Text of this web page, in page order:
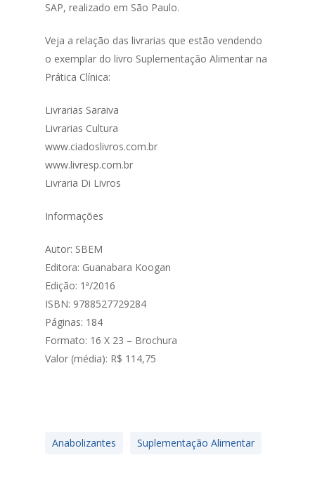
SAP, realizado em São Paulo.
Veja a relação das livrarias que estão vendendo
o exemplar do livro Suplementação Alimentar na
Prática Clínica:
Livrarias Saraiva
Livrarias Cultura
www.ciadoslivros.com.br
www.livresp.com.br
Livraria Di Livros
Informações
Autor: SBEM
Editora: Guanabara Koogan
Edição: 1ª/2016
ISBN: 9788527729284
Páginas: 184
Formato: 16 X 23 – Brochura
Valor (média): R$ 114,75
Anabolizantes Suplementação Alimentar